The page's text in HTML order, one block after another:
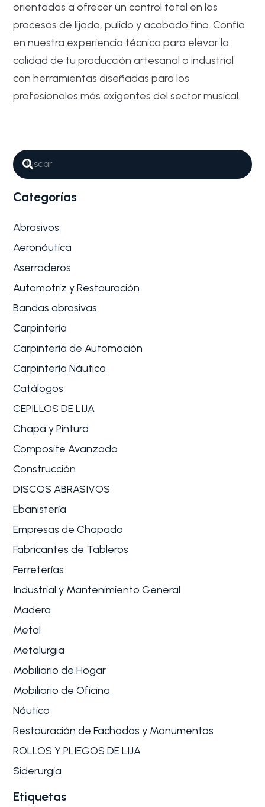
orientadas a ofrecer un control total en los
procesos de lijado, pulido y acabado fino. Confía
en nuestra experiencia técnica para elevar la
calidad de tu producción artesanal o industrial
con herramientas diseñadas para los
profesionales más exigentes del sector musical.
Por qué son tan importantes los
Abrasivos para Fabricación de
instrumentos musicales
La fabricación de instrumentos musicales es un arte
que combina la precisión…
Categorías
Abrasivos
Aeronáutica
Aserraderos
Automotriz y Restauración
Bandas abrasivas
Carpintería
Carpintería de Automoción
Carpintería Náutica
Catálogos
CEPILLOS DE LIJA
Chapa y Pintura
Composite Avanzado
Construcción
DISCOS ABRASIVOS
Ebanistería
Empresas de Chapado
Fabricantes de Tableros
Ferreterías
Industrial y Mantenimiento General
Madera
Metal
Metalurgia
Mobiliario de Hogar
Mobiliario de Oficina
Náutico
Restauración de Fachadas y Monumentos
ROLLOS Y PLIEGOS DE LIJA
Siderurgia
Etiquetas